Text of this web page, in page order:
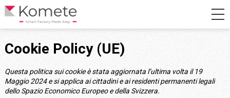
Cookie Policy (UE)
Questa politica sui cookie è stata aggiornata l’ultima volta il 19
Maggio 2024 e si applica ai cittadini e ai residenti permanenti legali
dello Spazio Economico Europeo e della Svizzera.